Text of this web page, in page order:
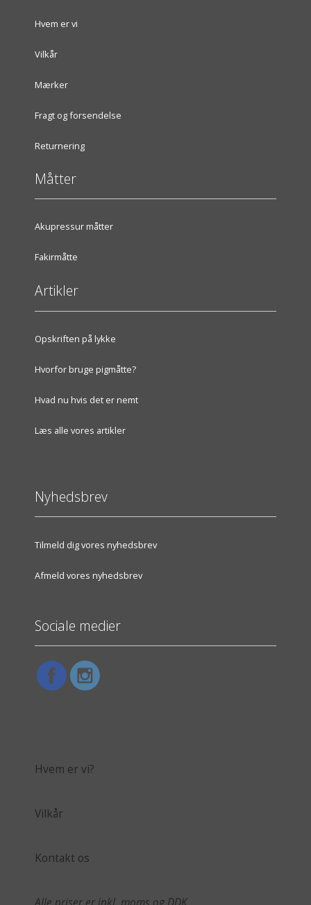
Hvem er vi
Vilkår
Mærker
Fragt og forsendelse
Returnering
Måtter
Akupressur måtter
Fakirmåtte
Artikler
Opskriften på lykke
Hvorfor bruge pigmåtte?
Hvad nu hvis det er nemt
Læs alle vores artikler
Nyhedsbrev
Tilmeld dig vores nyhedsbrev
Afmeld vores nyhedsbrev
Sociale medier
Hvem er vi?
Vilkår
Kontakt os